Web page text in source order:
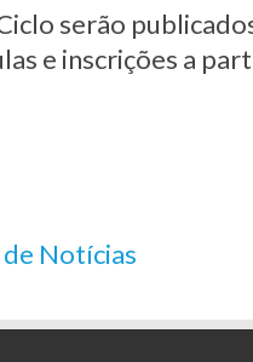
serão
e inscrições a
Notícias